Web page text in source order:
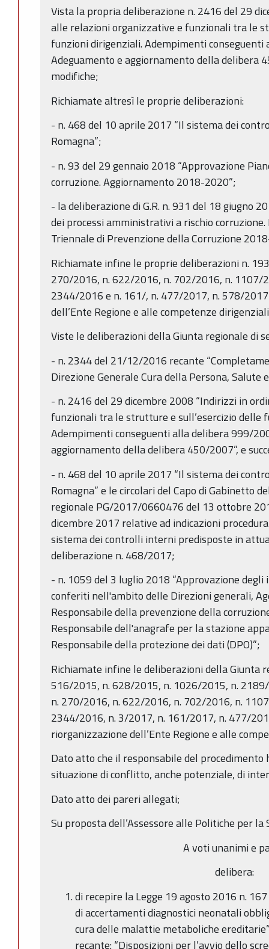
Vista la propria deliberazione n. 2416 del 29
alle relazioni organizzative e funzionali tra le
funzioni dirigenziali. Adempimenti
Adeguamento e aggiornamento della delibera
modifiche;
Richiamate altresì le proprie deliberazioni:
- n. 468 del 10 aprile 2017 “Il sistema dei
Romagna”;
- n. 93 del 29 gennaio 2018 “Approvazione
corruzione. Aggiornamento 2018-2020”;
- la deliberazione di G.R. n. 931 del 18 giugno
dei processi amministrativi a rischio
Triennale di Prevenzione della Corruzione
Richiamate infine le proprie deliberazioni n.
270/2016, n. 622/2016, n. 702/2016, n. 1107/
2344/2016 e n. 161/, n. 477/2017, n. 578/
dell’Ente Regione e alle competenze dirigenziali
Viste le deliberazioni della Giunta regionale di
- n. 2344 del 21/12/2016 recante
Direzione Generale Cura della Persona, Salute
- n. 2416 del 29 dicembre 2008 “Indirizzi in
funzionali tra le strutture e sull’esercizio delle
Adempimenti conseguenti alla delibera 999/
aggiornamento della delibera 450/2007”, e
- n. 468 del 10 aprile 2017 “Il sistema dei
Romagna” e le circolari del Capo di Gabinetto
regionale PG/2017/0660476 del 13 ottobre
dicembre 2017 relative ad indicazioni
sistema dei controlli interni predisposte in
deliberazione n. 468/2017;
- n. 1059 del 3 luglio 2018 “Approvazione
conferiti nell'ambito delle Direzioni generali,
Responsabile della prevenzione della
Responsabile dell'anagrafe per la stazione
Responsabile della protezione dei dati (DPO)”;
Richiamate infine le deliberazioni della Giunta
516/2015, n. 628/2015, n. 1026/2015, n.
n. 270/2016, n. 622/2016, n. 702/2016, n.
2344/2016, n. 3/2017, n. 161/2017, n. 477/
riorganizzazione dell’Ente Regione e alle
Dato atto che il responsabile del
situazione di conflitto, anche potenziale, di
Dato atto dei pareri allegati;
Su proposta dell’Assessore alle Politiche per la
A voti unanimi e
delibera:
di recepire la Legge 19 agosto 2016 n.
di accertamenti diagnostici neonatali
cura delle malattie metaboliche
recante: “Disposizioni per l’avvio dello